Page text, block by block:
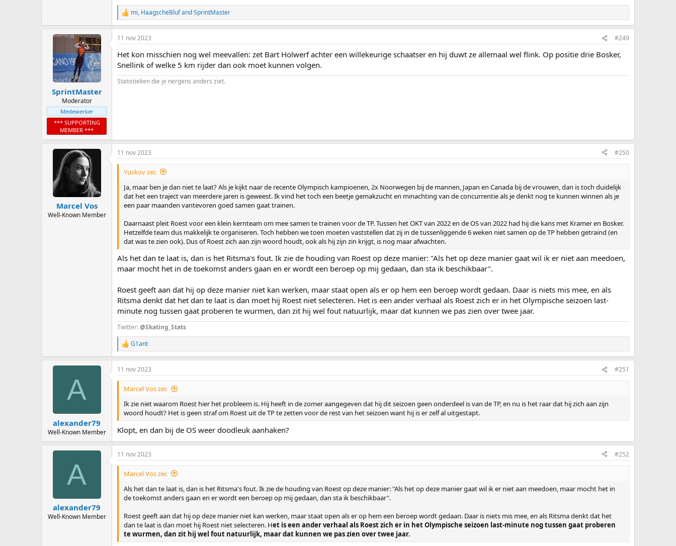
R
e
a
c
i
o
s
mi, HaagscheBlufandSprintMaster
SprintMaster
Moderator
Medewerker
*** SUPPORTING
MEMBER ***
11 nov 2023 #249
Het kon misschien nog wel meevallen: zet Bart Holwerf achter een willekeurige schaatser en hij duwt ze allemaal wel flink. Op positie drie Bosker,
Snellink of welke 5 km rijder dan ook moet kunnen volgen.
Statistieken die je nergens anders ziet.
Marcel Vos
Well-Known Member
11 nov 2023 #250
Yuskov zei:
Ja, maar ben je dan niet te laat? Als je kijkt naar de recente Olympisch kampioenen, 2x Noorwegen bij de mannen, Japan en Canada bij de vrouwen, dan is toch duidelijk
dat het een traject van meerdere jaren is geweest. Ik vind het toch een beetje gemakzucht en minachting van de concurrentie als je denkt nog te kunnen winnen als je
een paar maanden vantevoren goed samen gaat trainen.
Daarnaast pleit Roest voor een klein kernteam om mee samen te trainen voor de TP. Tussen het OKT van 2022 en de OS van 2022 had hij die kans met Kramer en Bosker.
Hetzelfde team dus makkelijk te organiseren. Toch hebben we toen moeten vaststellen dat zij in de tussenliggende 6 weken niet samen op de TP hebben getraind (en
dat was te zien ook). Dus of Roest zich aan zijn woord houdt, ook als hij zijn zin krijgt, is nog maar afwachten.
Als het dan te laat is, dan is het Ritsma's fout. Ik zie de houding van Roest op deze manier: "Als het op deze manier gaat wil ik er niet aan meedoen,
maar mocht het in de toekomst anders gaan en er wordt een beroep op mij gedaan, dan sta ik beschikbaar".
Roest geeft aan dat hij op deze manier niet kan werken, maar staat open als er op hem een beroep wordt gedaan. Daar is niets mis mee, en als
Ritsma denkt dat het dan te laat is dan moet hij Roest niet selecteren. Het is een ander verhaal als Roest zich er in het Olympische seizoen last-
minute nog tussen gaat proberen te wurmen, dan zit hij wel fout natuurlijk, maar dat kunnen we pas zien over twee jaar.
Twitter:@Skating_Stats
R
e
a
c
t
n
:
G1ant
A
alexander79
Well-Known Member
11 nov 2023 #251
Marcel Vos zei:
Ik zie niet waarom Roest hier het probleem is. Hij heeft in de zomer aangegeven dat hij dit seizoen geen onderdeel is van de TP, en nu is het raar dat hij zich aan zijn
woord houdt? Het is geen straf om Roest uit de TP te zetten voor de rest van het seizoen want hij is er zelf al uitgestapt.
Klopt, en dan bij de OS weer doodleuk aanhaken?
A
alexander79
Well-Known Member
11 nov 2023 #252
Marcel Vos zei:
Als het dan te laat is, dan is het Ritsma's fout. Ik zie de houding van Roest op deze manier: "Als het op deze manier gaat wil ik er niet aan meedoen, maar mocht het in
de toekomst anders gaan en er wordt een beroep op mij gedaan, dan sta ik beschikbaar".
Roest geeft aan dat hij op deze manier niet kan werken, maar staat open als er op hem een beroep wordt gedaan. Daar is niets mis mee, en als Ritsma denkt dat het
dan te laat is dan moet hij Roest niet selecteren. Het is een ander verhaal als Roest zich er in het Olympische seizoen last-minute nog tussen gaat proberen
te wurmen, dan zit hij wel fout natuurlijk, maar dat kunnen we pas zien over twee jaar.